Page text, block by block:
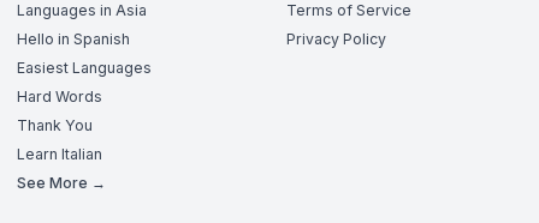
Languages in Asia
Hello in Spanish
Easiest Languages
Hard Words
Thank You
Learn Italian
See More →
Terms of Service
Privacy Policy